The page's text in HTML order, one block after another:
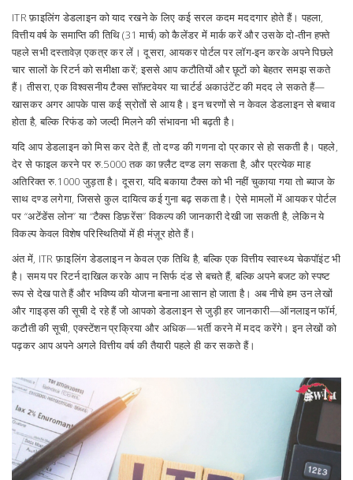
ITR फ़ाइलिंग डेडलाइन को याद रखने के लिए कई सरल कदम मददगार होते हैं। पहला,
वित्तीय वर्ष के समाप्ति की तिथि (31 मार्च) को कैलेंडर में मार्क करें और उसके दो‑तीन हफ्ते
पहले सभी दस्तावेज़ एकत्र कर लें। दूसरा, आयकर पोर्टल पर लॉग‑इन करके अपने पिछले
चार सालों के रिटर्न को समीक्षा करें; इससे आप कटौतियों और छूटों को बेहतर समझ सकते
हैं। तीसरा, एक विश्वसनीय टैक्स सॉफ़्टवेयर या चार्टर्ड अकाउंटेंट की मदद ले सकते हैं—
खासकर अगर आपके पास कई स्रोतों से आय है। इन चरणों से न केवल डेडलाइन से बचाव
होता है, बल्कि रिफंड को जल्दी मिलने की संभावना भी बढ़ती है।
यदि आप डेडलाइन को मिस कर देते हैं, तो दण्ड की गणना दो प्रकार से हो सकती है। पहले,
देर से फाइल करने पर रु.5000 तक का फ़्लैट दण्ड लग सकता है, और प्रत्येक माह
अतिरिक्त रु.1000 जुड़ता है। दूसरा, यदि बकाया टैक्स को भी नहीं चुकाया गया तो ब्याज के
साथ दण्ड लगेगा, जिससे कुल दायित्व कई गुना बढ़ सकता है। ऐसे मामलों में आयकर पोर्टल
पर “अटेंडेंस लोन” या “टैक्स डिफ़रेंस” विकल्प की जानकारी देखी जा सकती है, लेकिन ये
विकल्प केवल विशेष परिस्थितियों में ही मंज़ूर होते हैं।
अंत में, ITR फ़ाइलिंग डेडलाइन न केवल एक तिथि है, बल्कि एक वित्तीय स्वास्थ्य चेकपॉइंट भी
है। समय पर रिटर्न दाखिल करके आप न सिर्फ दंड से बचते हैं, बल्कि अपने बजट को स्पष्ट
रूप से देख पाते हैं और भविष्य की योजना बनाना आसान हो जाता है। अब नीचे हम उन लेखों
और गाइड्स की सूची दे रहे हैं जो आपको डेडलाइन से जुड़ी हर जानकारी—ऑनलाइन फॉर्म,
कटौती की सूची, एक्स्टेंशन प्रक्रिया और अधिक—भर्ती करने में मदद करेंगे। इन लेखों को
पढ़कर आप अपने अगले वित्तीय वर्ष की तैयारी पहले ही कर सकते हैं।